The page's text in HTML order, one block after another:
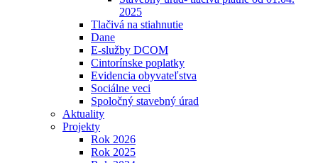
2025
Tlačivá na stiahnutie
Dane
E-služby DCOM
Cintorínske poplatky
Evidencia obyvateľstva
Sociálne veci
Spoločný stavebný úrad
Aktuality
Projekty
Rok 2026
Rok 2025